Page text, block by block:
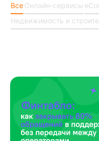
ВсеОнлайн-сервисы
Недвижимость и